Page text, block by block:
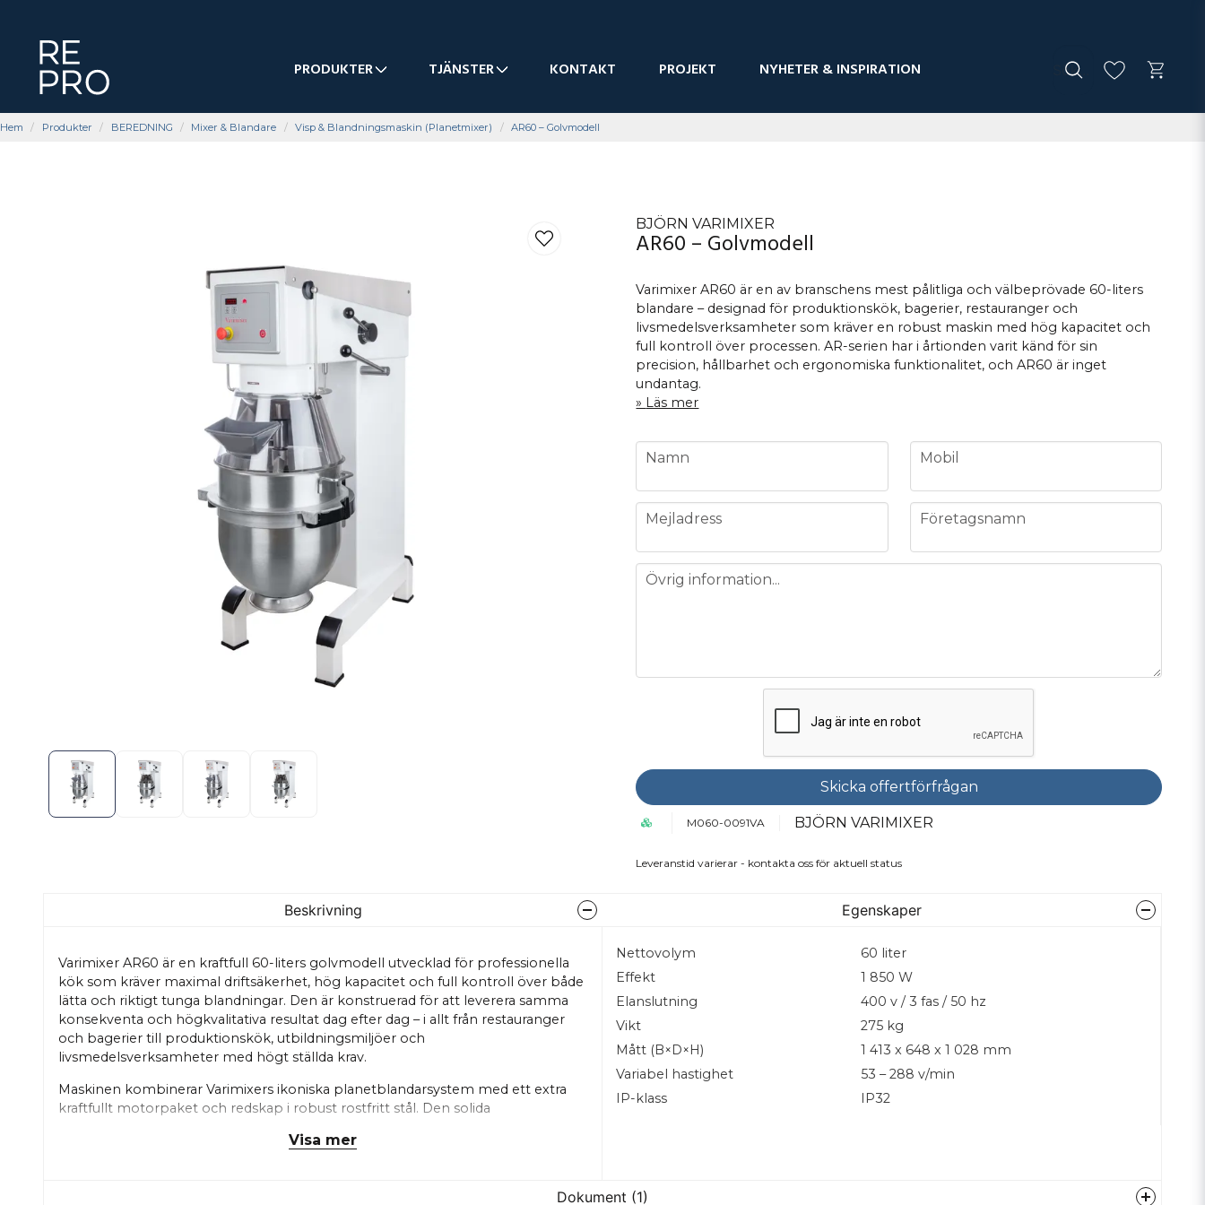
PRODUKTER TJÄNSTER KONTAKT PROJEKT NYHETER & INSPIRATION
Hem Produkter BEREDNING Mixer & Blandare Visp & Blandningsmaskin (Planetmixer) AR60 – Golvmodell
BJÖRN VARIMIXER
AR60 – Golvmodell
Varimixer AR60 är en av branschens mest pålitliga och välbeprövade 60-liters
blandare – designad för produktionskök, bagerier, restauranger och
livsmedelsverksamheter som kräver en robust maskin med hög kapacitet och
full kontroll över processen. AR-serien har i årtionden varit känd för sin
precision, hållbarhet och ergonomiska funktionalitet, och AR60 är inget
undantag.
Läs mer
name
Namn
email
Mejladress
phone
Mobil
company
Företagsnamn
message
Övrig information...
Skicka offertförfrågan
M060-0091VA BJÖRN VARIMIXER
Leveranstid varierar - kontakta oss för aktuell status
Beskrivning
Varimixer AR60 är en kraftfull 60-liters golvmodell utvecklad för professionella
kök som kräver maximal driftsäkerhet, hög kapacitet och full kontroll över både
lätta och riktigt tunga blandningar. Den är konstruerad för att leverera samma
konsekventa och högkvalitativa resultat dag efter dag – i allt från restauranger
och bagerier till produktionskök, utbildningsmiljöer och
livsmedelsverksamheter med högt ställda krav.
Maskinen kombinerar Varimixers ikoniska planetblandarsystem med ett extra
kraftfullt motorpaket och redskap i robust rostfritt stål. Den solida
av de mest tillförlitliga maskinerna i sin kapacitetsklass. Det CE-godkända
Visa mer
Egenskaper
Nettovolym
60 liter
Effekt
1 850 W
Elanslutning
400 v / 3 fas / 50 hz
Vikt
275 kg
Mått (B×D×H)
1 413 x 648 x 1 028 mm
Variabel hastighet
53 – 288 v/min
IP-klass
IP32
Dokument (1)